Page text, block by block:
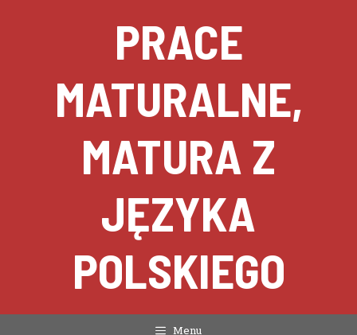
PRACE
MATURALNE,
MATURA Z
JĘZYKA
POLSKIEGO
Menu